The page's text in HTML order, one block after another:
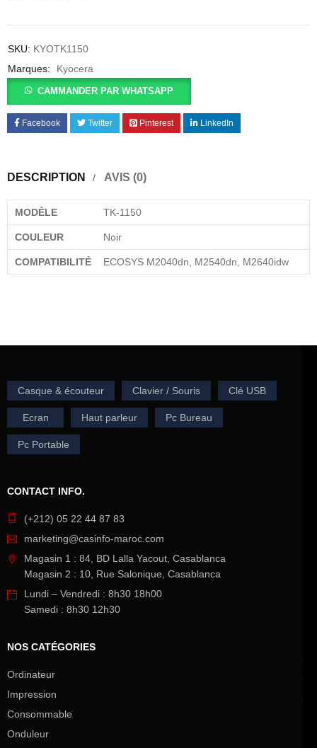
SKU: KYOTK1150
Marques:
Kyocera
CAMMANDER PAR WHATSAPP
Facebook Twitter Pinterest LinkedIn
DESCRIPTION AVIS (0)
MODÈLE TK-1150
COULEUR Noir
COMPATIBILITÉ ECOSYS M2040dn, M2540dn, M2640idw
Casque & écouteur Clavier / Souris Clé USB
Ecran Haut parleur Pc Bureau
Pc Portable
CONTACT INFO.
(+212) 05 22 44 87 83
marketing@casinfo-maroc.com
Magasin 1 : 84, BD Lalla Yacout, Casablanca
Magasin 2 : 10, Rue Salonique, Casablanca
Lundi – Vendredi : 8h30 18h00
Samedi : 8h30 12h30
NOS CATÉGORIES
Ordinateur
Impression
Consommable
Onduleur